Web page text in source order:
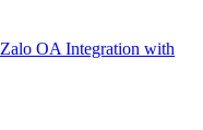
Zalo OA Integration with